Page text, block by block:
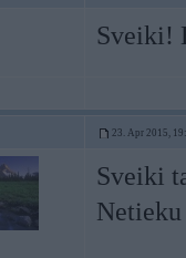
Sveiki!
23. Apr 2015,
Sveiki